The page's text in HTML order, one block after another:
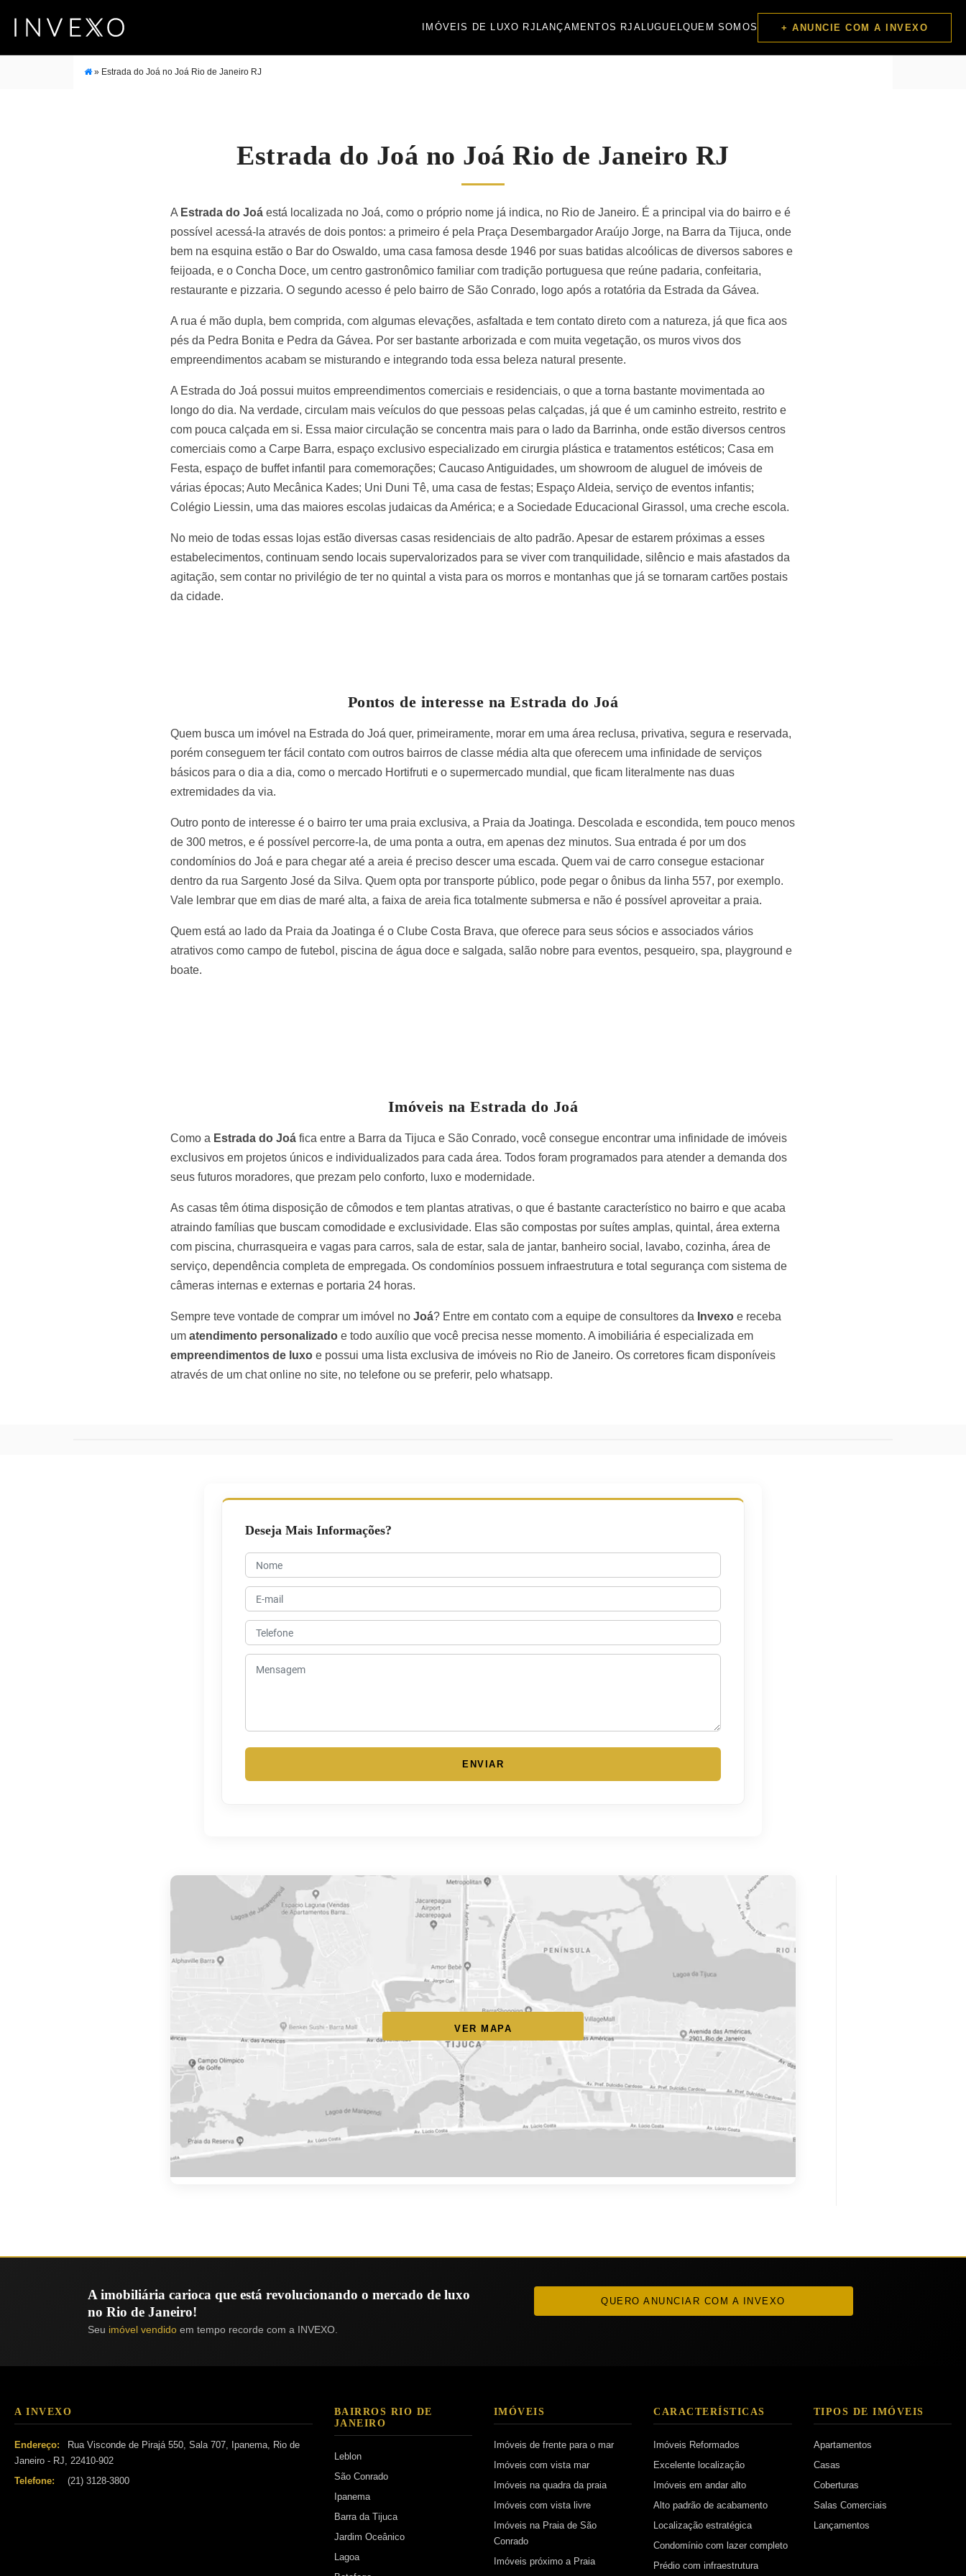
IMÓVEIS DE LUXO RJ LANÇAMENTOS RJ ALUGUELQUEM SOMOS + ANUNCIE COM A INVEXO
» Estrada do Joá no Joá Rio de Janeiro RJ
Estrada do Joá no Joá Rio de Janeiro RJ
A Estrada do Joá está localizada no Joá, como o próprio nome já indica, no Rio de Janeiro. É a principal via do bairro e é
possível acessá-la através de dois pontos: a primeiro é pela Praça Desembargador Araújo Jorge, na Barra da Tijuca, onde
bem na esquina estão o Bar do Oswaldo, uma casa famosa desde 1946 por suas batidas alcoólicas de diversos sabores e
feijoada, e o Concha Doce, um centro gastronômico familiar com tradição portuguesa que reúne padaria, confeitaria,
restaurante e pizzaria. O segundo acesso é pelo bairro de São Conrado, logo após a rotatória da Estrada da Gávea.
A rua é mão dupla, bem comprida, com algumas elevações, asfaltada e tem contato direto com a natureza, já que fica aos
pés da Pedra Bonita e Pedra da Gávea. Por ser bastante arborizada e com muita vegetação, os muros vivos dos
empreendimentos acabam se misturando e integrando toda essa beleza natural presente.
A Estrada do Joá possui muitos empreendimentos comerciais e residenciais, o que a torna bastante movimentada ao
longo do dia. Na verdade, circulam mais veículos do que pessoas pelas calçadas, já que é um caminho estreito, restrito e
com pouca calçada em si. Essa maior circulação se concentra mais para o lado da Barrinha, onde estão diversos centros
comerciais como a Carpe Barra, espaço exclusivo especializado em cirurgia plástica e tratamentos estéticos; Casa em
Festa, espaço de buffet infantil para comemorações; Caucaso Antiguidades, um showroom de aluguel de imóveis de
várias épocas; Auto Mecânica Kades; Uni Duni Tê, uma casa de festas; Espaço Aldeia, serviço de eventos infantis;
Colégio Liessin, uma das maiores escolas judaicas da América; e a Sociedade Educacional Girassol, uma creche escola.
No meio de todas essas lojas estão diversas casas residenciais de alto padrão. Apesar de estarem próximas a esses
estabelecimentos, continuam sendo locais supervalorizados para se viver com tranquilidade, silêncio e mais afastados da
agitação, sem contar no privilégio de ter no quintal a vista para os morros e montanhas que já se tornaram cartões postais
da cidade.
Pontos de interesse na Estrada do Joá
Quem busca um imóvel na Estrada do Joá quer, primeiramente, morar em uma área reclusa, privativa, segura e reservada,
porém conseguem ter fácil contato com outros bairros de classe média alta que oferecem uma infinidade de serviços
básicos para o dia a dia, como o mercado Hortifruti e o supermercado mundial, que ficam literalmente nas duas
extremidades da via.
Outro ponto de interesse é o bairro ter uma praia exclusiva, a Praia da Joatinga. Descolada e escondida, tem pouco menos
de 300 metros, e é possível percorre-la, de uma ponta a outra, em apenas dez minutos. Sua entrada é por um dos
condomínios do Joá e para chegar até a areia é preciso descer uma escada. Quem vai de carro consegue estacionar
dentro da rua Sargento José da Silva. Quem opta por transporte público, pode pegar o ônibus da linha 557, por exemplo.
Vale lembrar que em dias de maré alta, a faixa de areia fica totalmente submersa e não é possível aproveitar a praia.
Quem está ao lado da Praia da Joatinga é o Clube Costa Brava, que oferece para seus sócios e associados vários
atrativos como campo de futebol, piscina de água doce e salgada, salão nobre para eventos, pesqueiro, spa, playground e
boate.
Imóveis na Estrada do Joá
Como a Estrada do Joá fica entre a Barra da Tijuca e São Conrado, você consegue encontrar uma infinidade de imóveis
exclusivos em projetos únicos e individualizados para cada área. Todos foram programados para atender a demanda dos
seus futuros moradores, que prezam pelo conforto, luxo e modernidade.
As casas têm ótima disposição de cômodos e tem plantas atrativas, o que é bastante característico no bairro e que acaba
atraindo famílias que buscam comodidade e exclusividade. Elas são compostas por suítes amplas, quintal, área externa
com piscina, churrasqueira e vagas para carros, sala de estar, sala de jantar, banheiro social, lavabo, cozinha, área de
serviço, dependência completa de empregada. Os condomínios possuem infraestrutura e total segurança com sistema de
câmeras internas e externas e portaria 24 horas.
Sempre teve vontade de comprar um imóvel no Joá? Entre em contato com a equipe de consultores da Invexo e receba
um atendimento personalizado e todo auxílio que você precisa nesse momento. A imobiliária é especializada em
empreendimentos de luxo e possui uma lista exclusiva de imóveis no Rio de Janeiro. Os corretores ficam disponíveis
através de um chat online no site, no telefone ou se preferir, pelo whatsapp.
VER MAPA
Deseja Mais Informações?
ENVIAR
A imobiliária carioca que está revolucionando o mercado de luxo
no Rio de Janeiro!
Seu imóvel vendido em tempo recorde com a INVEXO.
QUERO ANUNCIAR COM A INVEXO
A INVEXO
Endereço:
Rua Visconde de Pirajá 550, Sala 707, Ipanema, Rio de
Janeiro - RJ, 22410-902
Telefone:
(21) 3128-3800
BAIRROS RIO DE
JANEIRO
Leblon
São Conrado
Ipanema
Barra da Tijuca
Jardim Oceânico
Lagoa
IMÓVEIS
Imóveis de frente para o mar
Imóveis com vista mar
Imóveis na quadra da praia
Imóveis com vista livre
Imóveis na Praia de São
Conrado
Imóveis próximo a Praia
CARACTERÍSTICAS
Imóveis Reformados
Excelente localização
Imóveis em andar alto
Alto padrão de acabamento
Localização estratégica
Condomínio com lazer completo
Prédio com infraestrutura
TIPOS DE IMÓVEIS
Apartamentos
Casas
Coberturas
Salas Comerciais
Lançamentos